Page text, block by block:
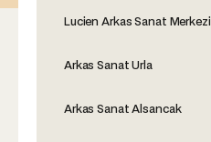
Lucien Arkas Sanat Merkezi
Arkas Sanat Urla
Arkas Sanat Alsancak